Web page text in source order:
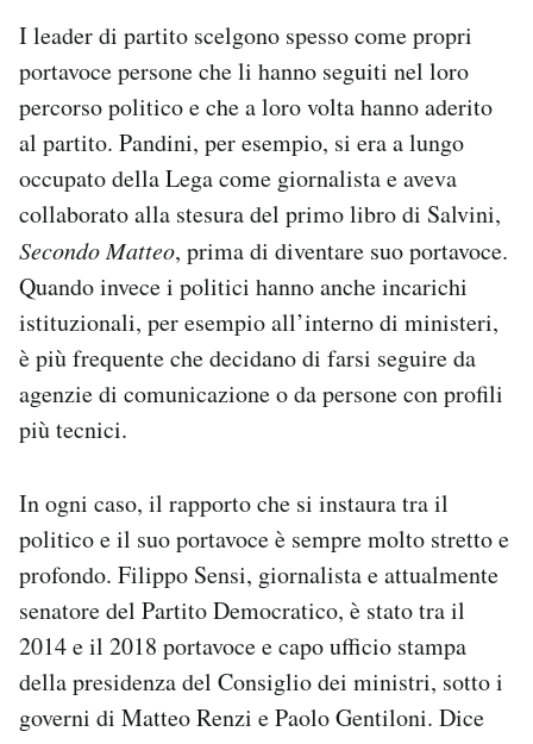
I leader di partito scelgono spesso come propri
portavoce persone che li hanno seguiti nel loro
percorso politico e che a loro volta hanno aderito
al partito. Pandini, per esempio, si era a lungo
occupato della Lega come giornalista e aveva
collaborato alla stesura del primo libro di Salvini,
Secondo Matteo, prima di diventare suo portavoce.
Quando invece i politici hanno anche incarichi
istituzionali, per esempio all’interno di ministeri,
è più frequente che decidano di farsi seguire da
agenzie di comunicazione o da persone con profili
più tecnici.
In ogni caso, il rapporto che si instaura tra il
politico e il suo portavoce è sempre molto stretto e
profondo. Filippo Sensi, giornalista e attualmente
senatore del Partito Democratico, è stato tra il
2014 e il 2018 portavoce e capo ufficio stampa
della presidenza del Consiglio dei ministri, sotto i
governi di Matteo Renzi e Paolo Gentiloni. Dice